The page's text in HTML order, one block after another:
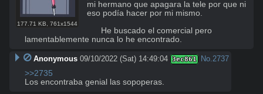
177.71 KB,761x1544
mi hermano que apagara la tele por que ni
eso podía hacer por mi mismo.
lamentablemente nunca lo he encontrado.
Anonymous 09/10/2022 (Sat) 14:49:04 3ec861 No.2737
>>2735
Los encontraba genial las sopoperas.